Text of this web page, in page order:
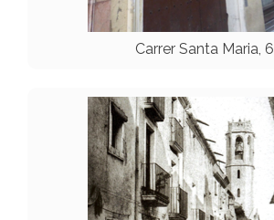
Carrer Santa Maria, 6